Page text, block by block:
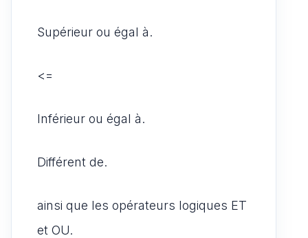
Supérieur ou égal à.
<=
Inférieur ou égal à.
Différent de.
ainsi que les opérateurs logiques ET
et OU.